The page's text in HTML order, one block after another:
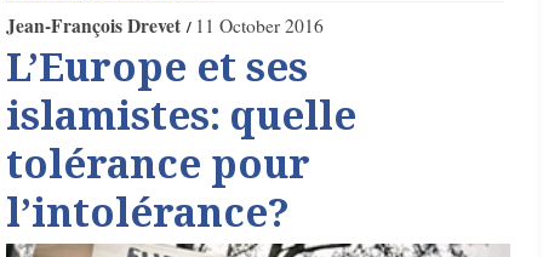
Jean-François Drevet 11 October 2016
L’Europe et ses
islamistes: quelle
tolérance pour
l’intolérance?